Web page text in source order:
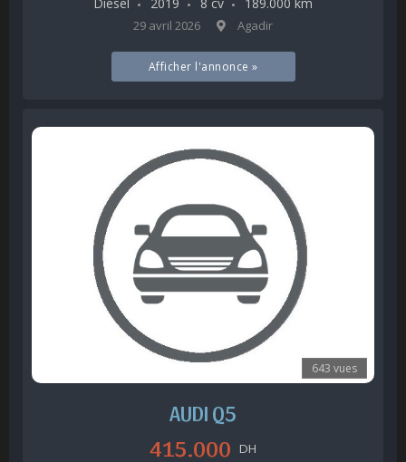
29 avril 2026 Agadir
Afficher l'annonce »
643 vues
AUDI Q5
415.000 DH